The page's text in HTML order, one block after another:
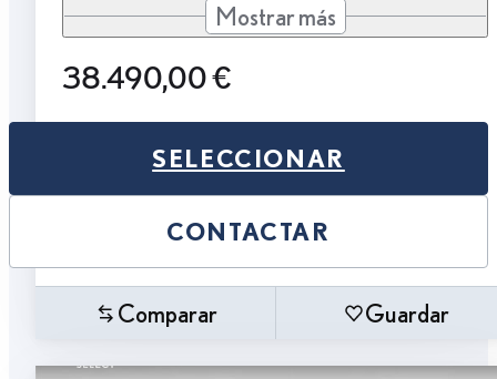
Mostrar más
38.490,00 €
SELECCIONAR
CONTACTAR
Comparar Guardar